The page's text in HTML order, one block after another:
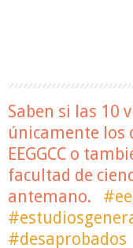
Saben si las 10
únicamente los
EEGGCC o
facultad de
antemano.
#desaprobados